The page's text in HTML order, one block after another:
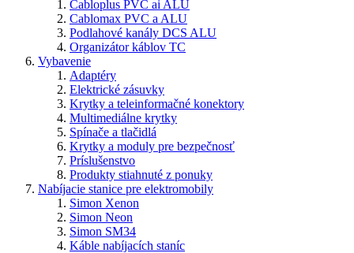
Cabloplus PVC ai ALU
Cablomax PVC a ALU
Podlahové kanály DCS ALU
Organizátor káblov TC
Vybavenie
Adaptéry
Elektrické zásuvky
Krytky a teleinformačné konektory
Multimediálne krytky
Spínače a tlačidlá
Krytky a moduly pre bezpečnosť
Príslušenstvo
Produkty stiahnuté z ponuky
Nabíjacie stanice pre elektromobily
Simon Xenon
Simon Neon
Simon SM34
Káble nabíjacích staníc